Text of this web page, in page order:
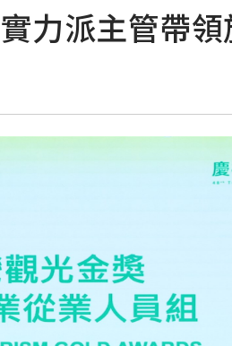
力派主管帶